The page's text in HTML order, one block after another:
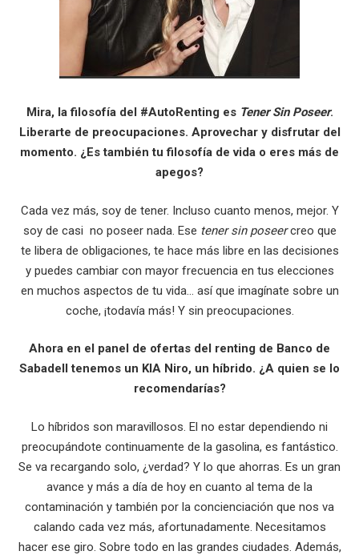
Mira, la filosofía del #AutoRenting es Tener Sin Poseer.
Liberarte de preocupaciones. Aprovechar y disfrutar del
momento. ¿Es también tu filosofía de vida o eres más de
apegos?
Cada vez más, soy de tener. Incluso cuanto menos, mejor. Y
soy de casi no poseer nada. Ese tener sin poseercreo que
te libera de obligaciones, te hace más libre en las decisiones
y puedes cambiar con mayor frecuencia en tus elecciones
en muchos aspectos de tu vida… así que imagínate sobre un
coche, ¡todavía más! Y sin preocupaciones.
Ahora en el panel de ofertas del renting de Banco de
Sabadell tenemos un KIA Niro, un híbrido. ¿A quien se lo
recomendarías?
Lo híbridos son maravillosos. El no estar dependiendo ni
preocupándote continuamente de la gasolina, es fantástico.
Se va recargando solo, ¿verdad? Y lo que ahorras. Es un gran
avance y más a día de hoy en cuanto al tema de la
contaminación y también por la concienciación que nos va
calando cada vez más, afortunadamente. Necesitamos
hacer ese giro. Sobre todo en las grandes ciudades. Además,